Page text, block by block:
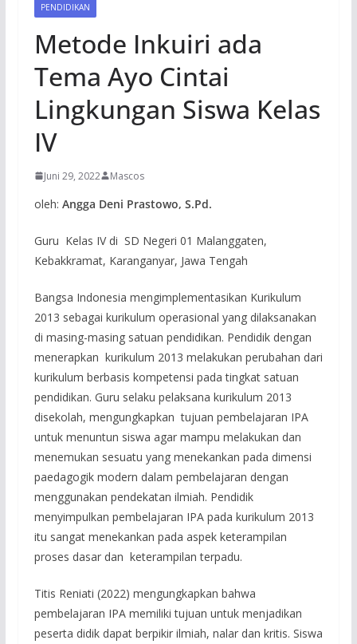
PENDIDIKAN
Metode Inkuiri ada
Tema Ayo Cintai
Lingkungan Siswa Kelas
IV
Juni 29, 2022 Mascos
oleh: Angga Deni Prastowo, S.Pd.
Guru Kelas IV di SD Negeri 01 Malanggaten,
Kebakkramat, Karanganyar, Jawa Tengah
Bangsa Indonesia mengimplementasikan Kurikulum
2013 sebagai kurikulum operasional yang dilaksanakan
di masing-masing satuan pendidikan. Pendidik dengan
menerapkan kurikulum 2013 melakukan perubahan dari
kurikulum berbasis kompetensi pada tingkat satuan
pendidikan. Guru selaku pelaksana kurikulum 2013
disekolah, mengungkapkan tujuan pembelajaran IPA
untuk menuntun siswa agar mampu melakukan dan
menemukan sesuatu yang menekankan pada dimensi
paedagogik modern dalam pembelajaran dengan
menggunakan pendekatan ilmiah. Pendidik
menyimpulkan pembelajaran IPA pada kurikulum 2013
itu sangat menekankan pada aspek keterampilan
proses dasar dan keterampilan terpadu.
Titis Reniati (2022) mengungkapkan bahwa
pembelajaran IPA memiliki tujuan untuk menjadikan
peserta didik dapat berpikir ilmiah, nalar dan kritis. Siswa